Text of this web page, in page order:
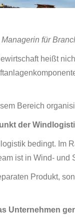
für
heißt
Bereich
der
bedingt. Im
ist in Wind-
Produkt,
Unternehmen